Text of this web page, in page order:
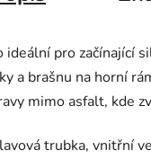
pro začínající
a brašnu na horní
mimo asfalt, kde
trubka, vnitřní